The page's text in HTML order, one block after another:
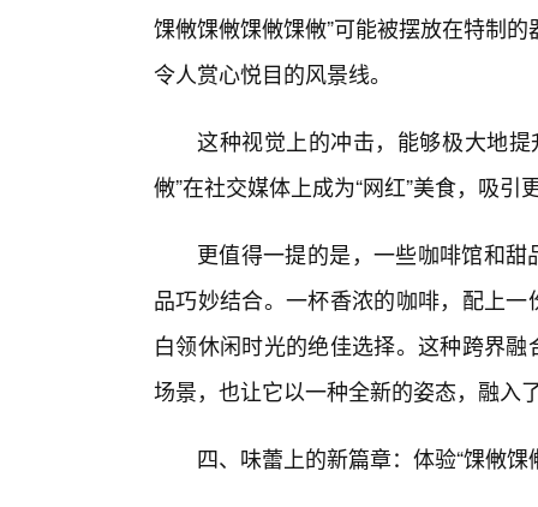
馃敒馃敒馃敒馃敒”可能被摆放在特制
令人赏心悦目的风景线。
这种视觉上的冲击，能够极大地
敒”在社交媒体上成为“网红”美食，吸引
更值得一提的是，一些咖啡馆和甜
品巧妙结合。一杯香浓的咖啡，配上
白领休闲时光的绝佳选择。这种跨界
场景，也让它以一种全新的姿态，融入
四、味蕾上的新篇章：体验“馃敒